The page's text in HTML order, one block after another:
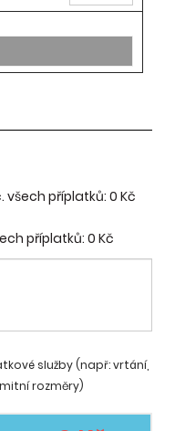
všech příplatků:0 Kč
příplatků: 0 Kč
služby (např: vrtání,
rozměry)